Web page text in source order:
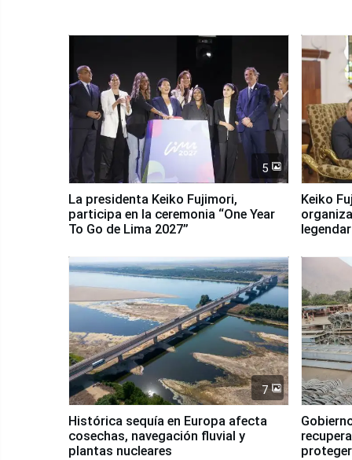
5
La presidenta Keiko Fujimori,
participa en la ceremonia “One Year
To Go de Lima 2027”
Keiko
7
Histórica sequía en Europa afecta
cosechas, navegación fluvial y
plantas nucleares